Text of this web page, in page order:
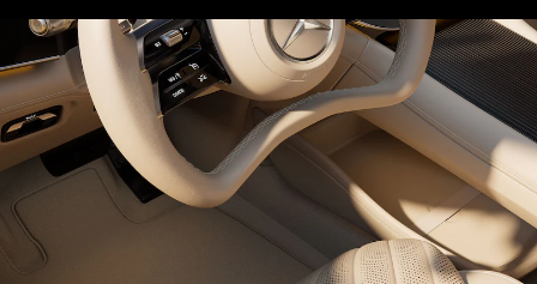
GLC Coupé
GLE
Neu
GLE
Coupé
Neu
GLS Neu
Mercedes-
Maybach
GLS
Neu
G-